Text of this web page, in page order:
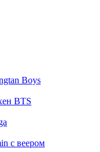
Boys
BTS
с веером